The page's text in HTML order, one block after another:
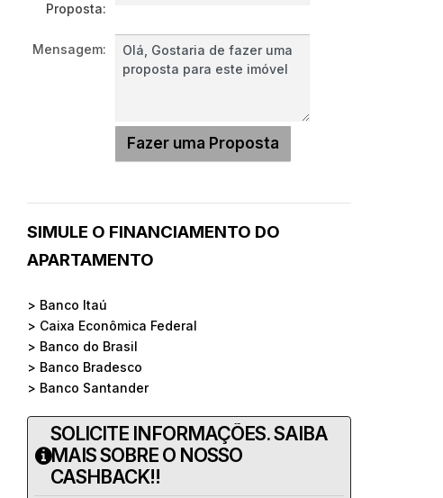
Proposta:
Mensagem:
SIMULE O FINANCIAMENTO DO
APARTAMENTO
> Banco Itaú
> Caixa Econômica Federal
> Banco do Brasil
> Banco Bradesco
> Banco Santander
SOLICITE INFORMAÇÕES. SAIBA
MAIS SOBRE O NOSSO
CASHBACK!!